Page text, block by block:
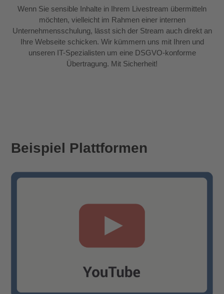
Wenn Sie sensible Inhalte in Ihrem Livestream übermitteln
möchten, vielleicht im Rahmen einer internen
Unternehmensschulung, lässt sich der Stream auch direkt an
Ihre Webseite schicken. Wir kümmern uns mit Ihren und
unseren IT-Spezialisten um eine DSGVO-konforme
Übertragung. Mit Sicherheit!
Beispiel Plattformen